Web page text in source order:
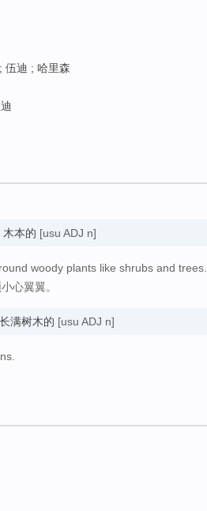
伍迪 ; 哈里森
本的 [usu ADJ n]
woody plants like shrubs and trees.
心翼翼。
满树木的 [usu ADJ n]